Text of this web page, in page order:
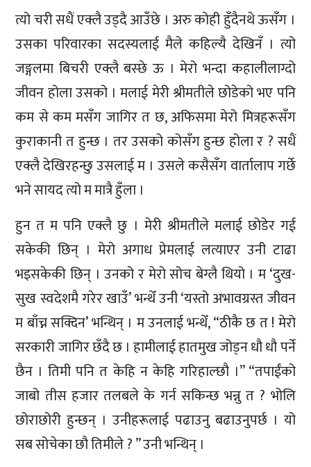
त्यो चरी सधैं एक्लै उड्दै आउँछे । अरु कोही हुँदैनथे ऊसँग ।
उसका परिवारका सदस्यलाई मैले कहिल्यै देखिनँ । त्यो
जङ्गलमा बिचरी एक्लै बस्छे ऊ । मेरो भन्दा कहालीलाग्दो
जीवन होला उसको । मलाई मेरी श्रीमतीले छोडेको भए पनि
कम से कम मसँग जागिर त छ, अफिसमा मेरो मित्रहरूसँग
कुराकानी त हुन्छ । तर उसको कोसँग हुन्छ होला र ? सधैं
एक्लै देखिरहन्छु उसलाई म । उसले कसैसँग वार्तालाप गर्छे
भने सायद त्यो म मात्रै हुँला ।
हुन त म पनि एक्लै छु । मेरी श्रीमतीले मलाई छोडेर गई
सकेकी छिन् । मेरो अगाध प्रेमलाई लत्याएर उनी टाढा
भइसकेकी छिन् । उनको र मेरो सोच बेग्लै थियो । म ‘दुख-
सुख स्वदेशमै गरेर खाउँ’ भन्थेँ उनी ‘यस्तो अभावग्रस्त जीवन
म बाँच्न सक्दिन’ भन्थिन् । म उनलाई भन्थेँ, “ठीकै छ त ! मेरो
सरकारी जागिर छँदै छ । हामीलाई हातमुख जोड्न धौ धौ पर्ने
छैन । तिमी पनि त केहि न केहि गरिहाल्छौ ।” “तपाईंको
जाबो तीस हजार तलबले के गर्न सकिन्छ भन्नु त ? भोलि
छोराछोरी हुन्छन् । उनीहरूलाई पढाउनु बढाउनुपर्छ । यो
सब सोचेका छौ तिमीले ? ” उनी भन्थिन् ।